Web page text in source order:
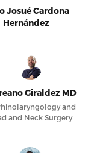
Josué Cardona
Hernández
Giraldez MD
and
and Neck Surgery